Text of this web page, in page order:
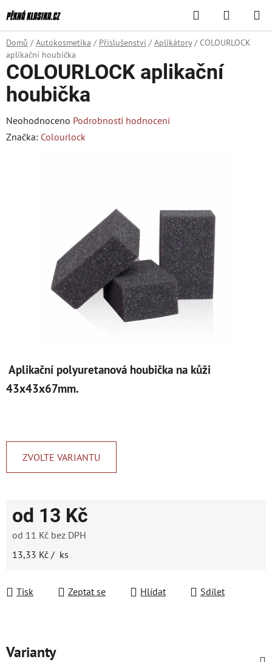
na
obsah
Hledat
KOŠÍK
Domů / Autokosmetika / Příslušenství / Aplikátory / COLOURLOCK
aplikační houbička
Aplikační polyuretanová houbička na kůži
43x43x67mm.
ZVOLTE VARIANTU
od 13 Kč
od 11 Kč bez DPH
Měrná cena:
13,33 Kč / ks
Tisk Zeptat se Hlídat Sdílet
COLOURLOCK aplikační
houbička
Průměrné
hodnocení
Neohodnoceno Podrobnosti hodnocení
Značka: Colourlock
Varianty